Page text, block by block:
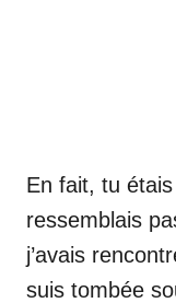
En fait, tu
ressemblais
j’avais
suis tombée